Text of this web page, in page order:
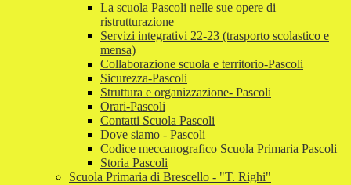
La scuola Pascoli nelle sue opere di
ristrutturazione
Servizi integrativi 22-23 (trasporto scolastico e
mensa)
Collaborazione scuola e territorio-Pascoli
Sicurezza-Pascoli
Struttura e organizzazione- Pascoli
Orari-Pascoli
Contatti Scuola Pascoli
Dove siamo - Pascoli
Codice meccanografico Scuola Primaria Pascoli
Storia Pascoli
Scuola Primaria di Brescello - "T. Righi"